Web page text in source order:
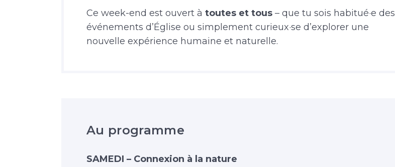
Ce week-end est ouvert à toutes et tous – que tu sois habitué·e des
événements d’Église ou simplement curieux·se d’explorer une
nouvelle expérience humaine et naturelle.
Au programme
SAMEDI – Connexion à la nature